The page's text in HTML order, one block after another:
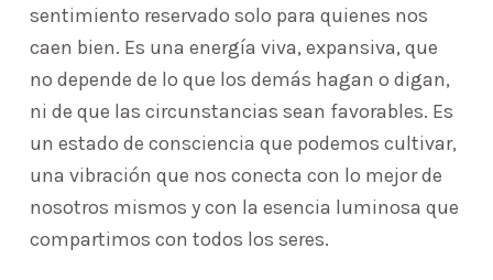
sentimiento reservado solo para quienes nos
caen bien. Es una energía viva, expansiva, que
no depende de lo que los demás hagan o digan,
ni de que las circunstancias sean favorables. Es
un estado de consciencia que podemos cultivar,
una vibración que nos conecta con lo mejor de
nosotros mismos y con la esencia luminosa que
compartimos con todos los seres.